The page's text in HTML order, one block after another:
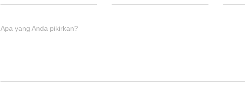
Apa yang Anda pikirkan?